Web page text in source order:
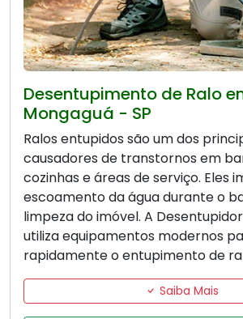
Desentupimento de Ralo
Mongaguá - SP
Ralos entupidos são um dos
causadores de transtornos em
cozinhas e áreas de serviço. Eles
escoamento da água durante o
limpeza do imóvel. A
utiliza equipamentos modernos
rapidamente o entupimento de
Saiba Mais